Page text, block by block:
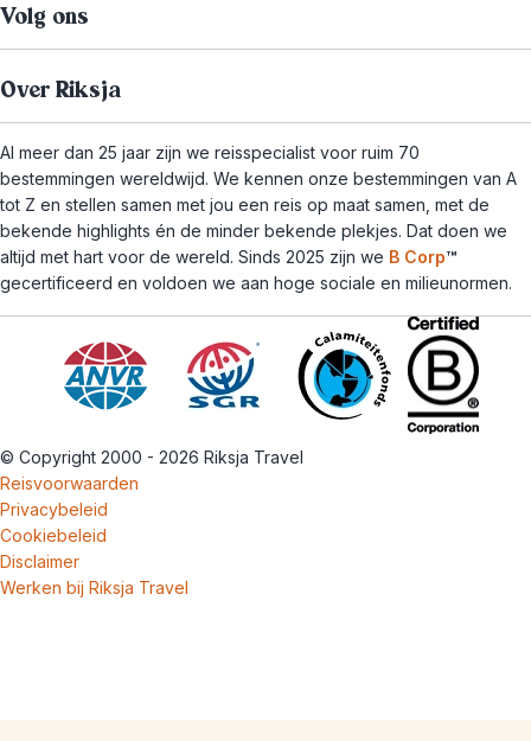
Volg ons
Over Riksja
Al meer dan 25 jaar zijn we reisspecialist voor ruim 70
bestemmingen wereldwijd. We kennen onze bestemmingen van A
tot Z en stellen samen met jou een reis op maat samen, met de
bekende highlights én de minder bekende plekjes. Dat doen we
altijd met hart voor de wereld. Sinds 2025 zijn we B Corp™
gecertificeerd en voldoen we aan hoge sociale en milieunormen.
© Copyright 2000 - 2026 Riksja Travel
Reisvoorwaarden
Privacybeleid
Cookiebeleid
Disclaimer
Werken bij Riksja Travel